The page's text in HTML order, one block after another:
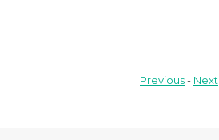
Previous- Next